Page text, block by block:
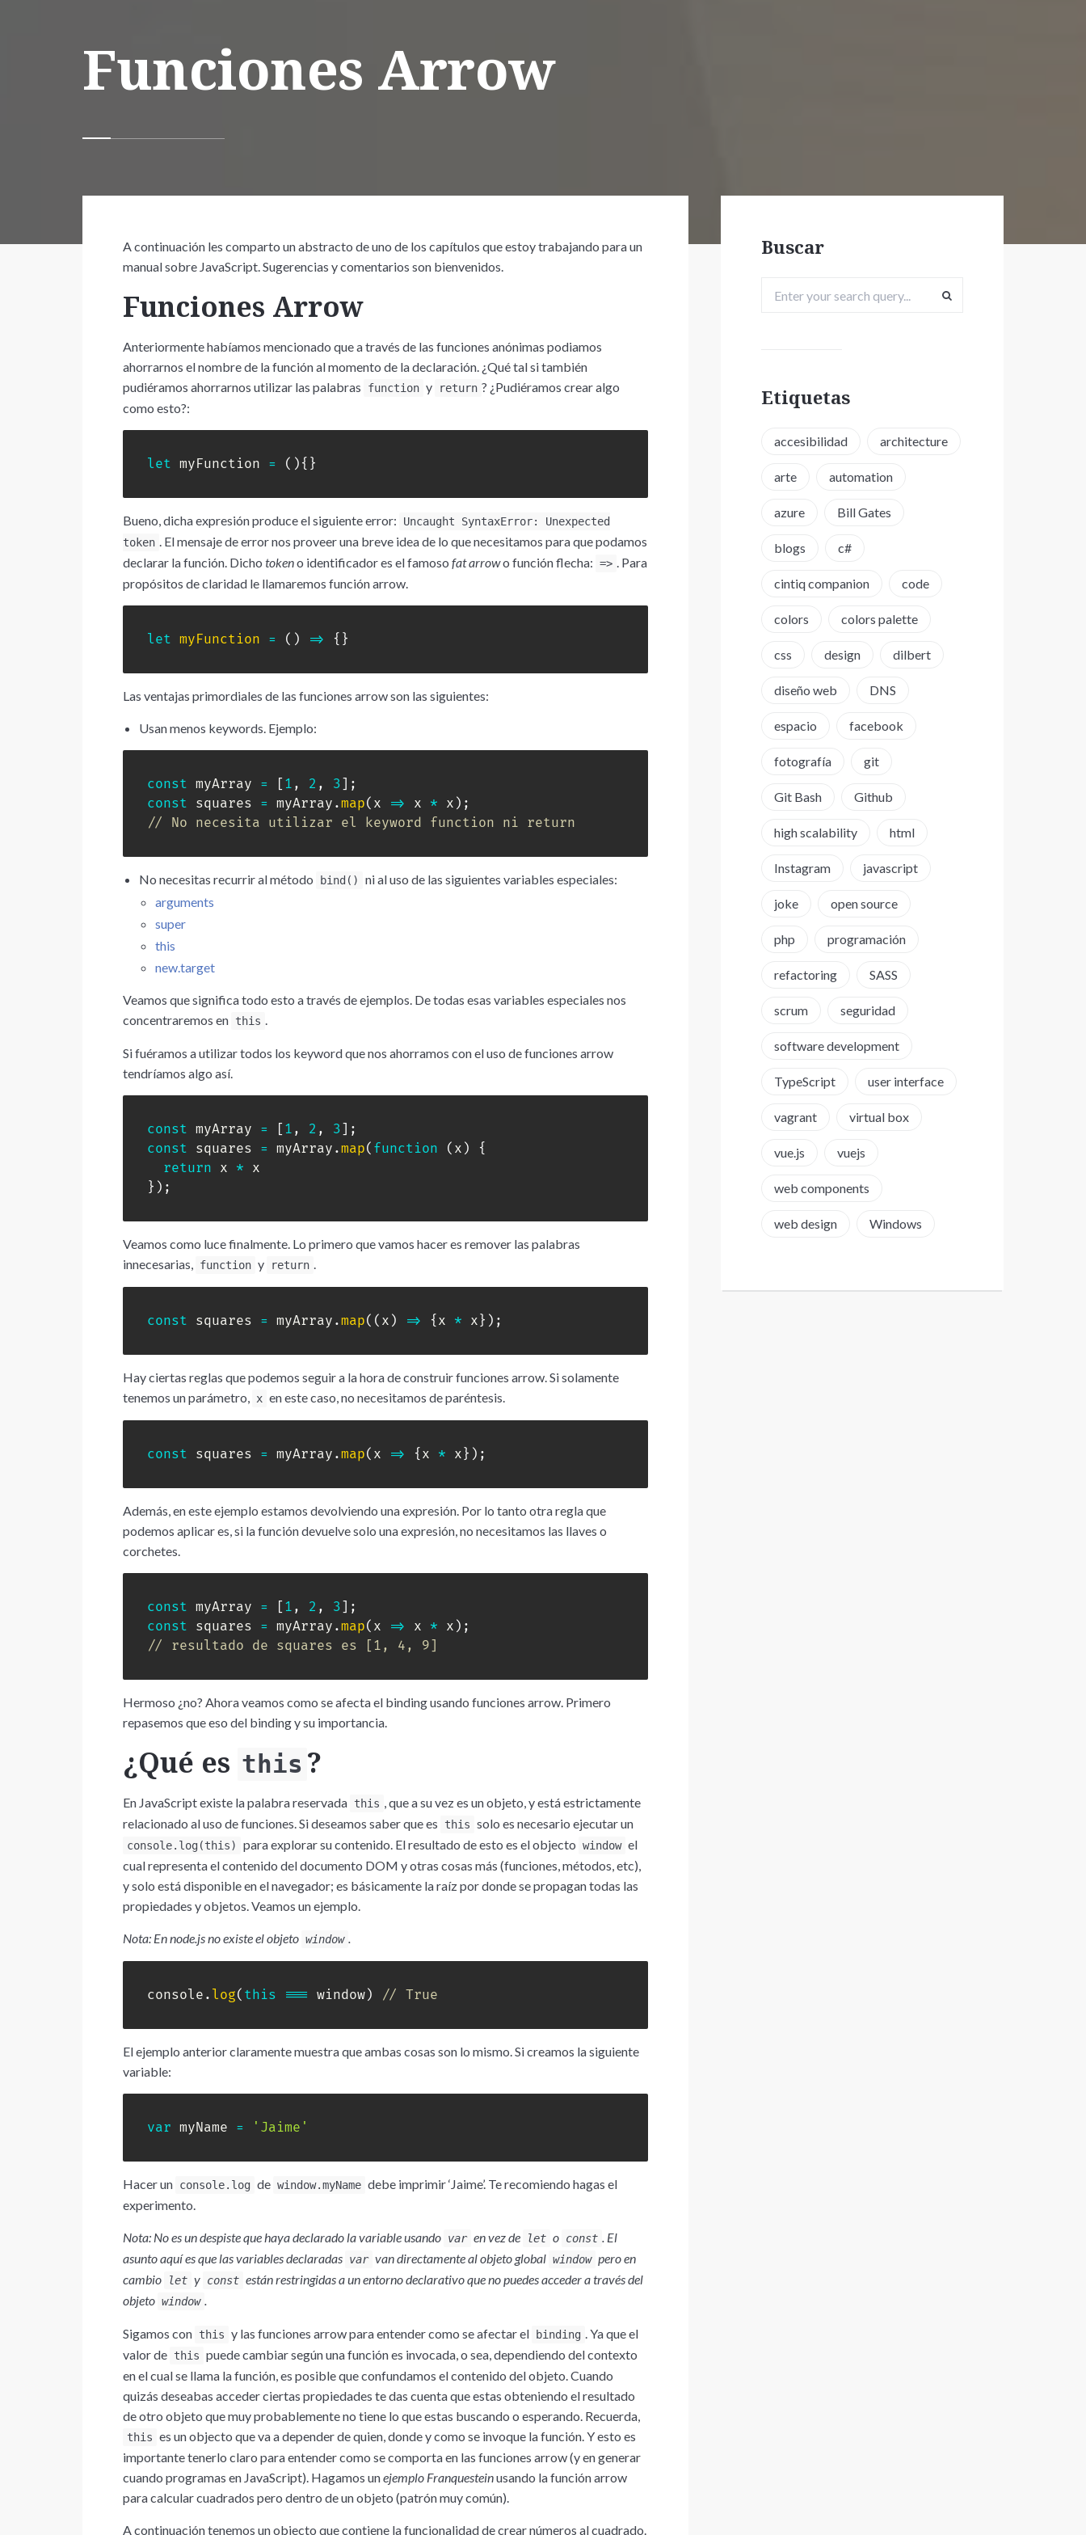
Funciones Arrow
A continuación les comparto un abstracto de uno de los capítulos que estoy trabajando para un
manual sobre JavaScript. Sugerencias y comentarios son bienvenidos.
Funciones Arrow
Anteriormente habíamos mencionado que a través de las funciones anónimas podiamos
ahorrarnos el nombre de la función al momento de la declaración. ¿Qué tal si también
pudiéramos ahorrarnos utilizar las palabras
function y return ? ¿Pudiéramos crear algo
como esto?:
let myFunction = ( ) { }
Bueno, dicha expresión produce el siguiente error:
Uncaught SyntaxError: Unexpected
token . El mensaje de error nos proveer una breve idea de lo que necesitamos para que podamos
declarar la función. Dicho tokeno identificador es el famoso fat arrowo función flecha: => . Para
propósitos de claridad le llamaremos función arrow.
let myFunction = ( ) => { }
Las ventajas primordiales de las funciones arrow son las siguientes:
Usan menos keywords. Ejemplo:
const myArray = [ 1 , 2 , 3 ] ;
const squares = myArray .map( x => x * x ) ;
// No necesita utilizar el keyword function ni return
No necesitas recurrir al método bind()
ni al uso de las siguientes variables especiales:
arguments
super
this
new.target
Veamos que significa todo esto a través de ejemplos. De todas esas variables especiales nos
concentraremos en this .
Si fuéramos a utilizar todos los keyword que nos ahorramos con el uso de funciones arrow
tendríamos algo así.
const myArray = [ 1 , 2 , 3 ] ;
const squares = myArray .map( function ( x )
{
return x *
} ) ;
Veamos como luce finalmente. Lo primero que vamos hacer es remover las palabras
innecesarias, function y return .
const squares = myArray .map( ( x ) => { x * x } ) ;
Hay ciertas reglas que podemos seguir a la hora de construir funciones arrow. Si solamente
tenemos un parámetro, x en este caso, no necesitamos de paréntesis.
const squares = myArray .map( x => { x * x } ) ;
Además, en este ejemplo estamos devolviendo una expresión. Por lo tanto otra regla que
podemos aplicar es, si la función devuelve solo una expresión, no necesitamos las llaves o
corchetes.
const myArray = [ 1 , 2 , 3 ] ;
const squares = myArray .map( x => x * x ) ;
// resultado de squares es [1, 4, 9]
Hermoso ¿no? Ahora veamos como se afecta el binding usando funciones arrow. Primero
repasemos que eso del binding y su importancia.
¿Qué es this ?
En JavaScript existe la palabra reservada this , que a su vez es un objeto, y está estrictamente
relacionado al uso de funciones. Si deseamos saber que es
this solo es necesario ejecutar un
console.log(this) para explorar su contenido. El resultado de esto es el objecto window el
cual representa el contenido del documento DOM y otras cosas más (funciones, métodos, etc),
y solo está disponible en el navegador; es básicamente la raíz por donde se propagan todas las
propiedades y objetos. Veamos un ejemplo.
Nota: En node.js no existe el objeto window .
console . log( this === window) // True
El ejemplo anterior claramente muestra que ambas cosas son lo mismo. Si creamos la siguiente
variable:
var myName = 'Jaime'
Hacer un console.log de window.myName debe imprimir ‘Jaime’. Te recomiendo hagas el
experimento.
Nota: No es un despiste que haya declarado la variable usando var en vez de let o const . El
asunto aquí es que las variables declaradas var van directamente al objeto global window pero en
cambio
let y const están restringidas a un entorno declarativo que no puedes acceder a través del
objeto window .
Sigamos con this y las funciones arrow para entender como se afectar el binding . Ya que el
valor de this puede cambiar según una función es invocada, o sea, dependiendo del contexto
en el cual se llama la función, es posible que confundamos el contenido del objeto. Cuando
quizás deseabas acceder ciertas propiedades te das cuenta que estas obteniendo el resultado
de otro objeto que muy probablemente no tiene lo que estas buscando o esperando. Recuerda,
this es un objecto que va a depender de quien, donde y como se invoque la función. Y esto es
importante tenerlo claro para entender como se comporta en las funciones arrow (y en generar
cuando programas en JavaScript). Hagamos unejemplo Franquesteinusando la función arrow
para calcular cuadrados pero dentro de un objeto (patrón muy común).
A continuación tenemos un objecto que contiene la funcionalidad de crear números al cuadrado.
Buscar
Etiquetas
accesibilidad architecture
arte automation
azure Bill Gates
blogs c#
cintiq companion code
colors colors palette
css design dilbert
diseño web DNS
espacio facebook
fotografía git
Git Bash Github
high scalability html
Instagram javascript
joke open source
php programación
refactoring SASS
scrum seguridad
software development
TypeScript user interface
vagrant virtual box
vue.js vuejs
web components
web design Windows